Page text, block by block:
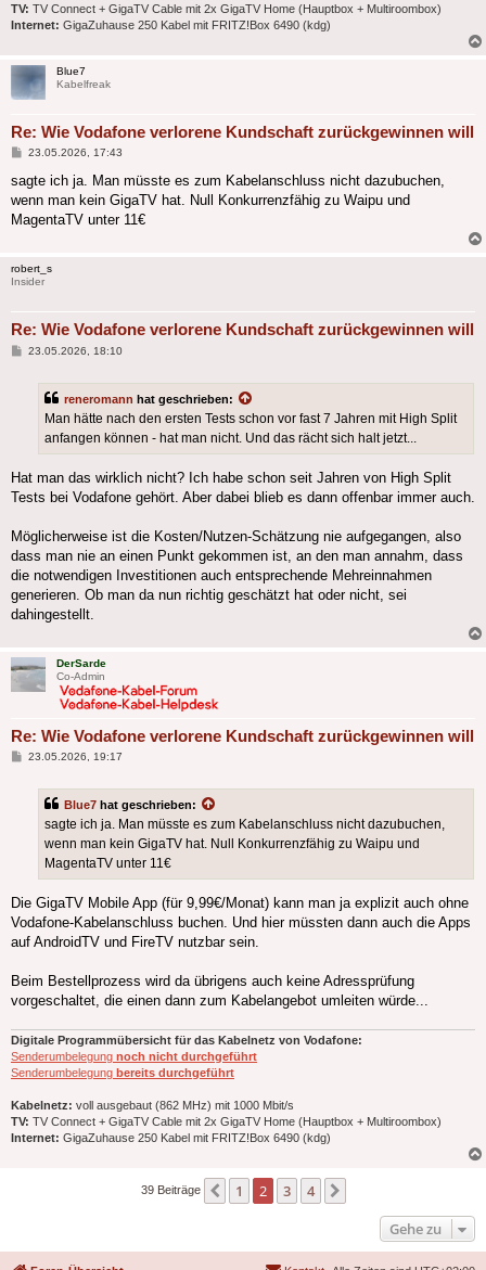
TV: TV Connect + GigaTV Cable mit 2x GigaTV Home (Hauptbox + Multiroombox)
Internet: GigaZuhause 250 Kabel mit FRITZ!Box 6490 (kdg)
Blue7
Kabelfreak
Re: Wie Vodafone verlorene Kundschaft zurückgewinnen will
Beitrag
23.05.2026, 17:43
sagte ich ja. Man müsste es zum Kabelanschluss nicht dazubuchen,
wenn man kein GigaTV hat. Null Konkurrenzfähig zu Waipu und
MagentaTV unter 11€
robert_s
Insider
Re: Wie Vodafone verlorene Kundschaft zurückgewinnen will
Beitrag
23.05.2026, 18:10
reneromann hat geschrieben:
Man hätte nach den ersten Tests schon vor fast 7 Jahren mit High Split
anfangen können - hat man nicht. Und das rächt sich halt jetzt...
Hat man das wirklich nicht? Ich habe schon seit Jahren von High Split
Tests bei Vodafone gehört. Aber dabei blieb es dann offenbar immer auch.
Möglicherweise ist die Kosten/Nutzen-Schätzung nie aufgegangen, also
dass man nie an einen Punkt gekommen ist, an den man annahm, dass
die notwendigen Investitionen auch entsprechende Mehreinnahmen
generieren. Ob man da nun richtig geschätzt hat oder nicht, sei
dahingestellt.
DerSarde
Co-Admin
Re: Wie Vodafone verlorene Kundschaft zurückgewinnen will
Beitrag
23.05.2026, 19:17
Blue7 hat geschrieben:
sagte ich ja. Man müsste es zum Kabelanschluss nicht dazubuchen,
wenn man kein GigaTV hat. Null Konkurrenzfähig zu Waipu und
MagentaTV unter 11€
Die GigaTV Mobile App (für 9,99€/Monat) kann man ja explizit auch ohne
Vodafone-Kabelanschluss buchen. Und hier müssten dann auch die Apps
auf AndroidTV und FireTV nutzbar sein.
Beim Bestellprozess wird da übrigens auch keine Adressprüfung
vorgeschaltet, die einen dann zum Kabelangebot umleiten würde...
Digitale Programmübersicht für das Kabelnetz von Vodafone:
Senderumbelegung noch nicht durchgeführt
Senderumbelegung bereits durchgeführt
Kabelnetz: voll ausgebaut (862 MHz) mit 1000 Mbit/s
TV: TV Connect + GigaTV Cable mit 2x GigaTV Home (Hauptbox + Multiroombox)
Internet: GigaZuhause 250 Kabel mit FRITZ!Box 6490 (kdg)
39 Beiträge Vorherige
1 2 3 4
Gehe zu